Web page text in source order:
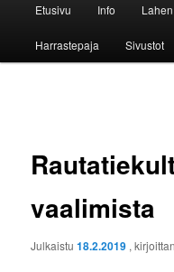
Etusivu Info
Harrastepaja Sivustot
vaalimista
Julkaistu18.2.2019 ,